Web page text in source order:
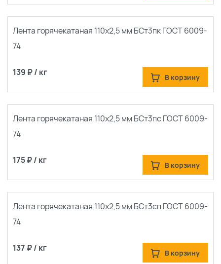
Лента горячекатаная 110х2,5 мм БСт3пк ГОСТ 6009-
74
139 ₽ / кг В корзину
Лента горячекатаная 110х2,5 мм БСт3пс ГОСТ 6009-
74
175 ₽ / кг В корзину
Лента горячекатаная 110х2,5 мм БСт3сп ГОСТ 6009-
74
137 ₽ / кг В корзину